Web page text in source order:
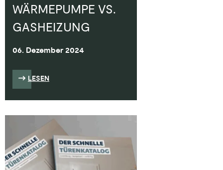
WÄRMEPUMPE VS.
GASHEIZUNG
06. Dezember 2024
LESEN